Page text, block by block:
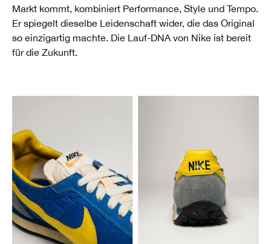
Markt kommt, kombiniert Performance, Style und Tempo.
Er spiegelt dieselbe Leidenschaft wider, die das Original
so einzigartig machte. Die Lauf-DNA von Nike ist bereit
für die Zukunft.